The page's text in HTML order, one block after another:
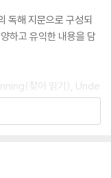
독해 지문으로 구성되
하고 유익한 내용을 담
찾아 읽기), Unde
meaning(의미 추론
보다 빠르고 전략적인
생들은 장문 독해에